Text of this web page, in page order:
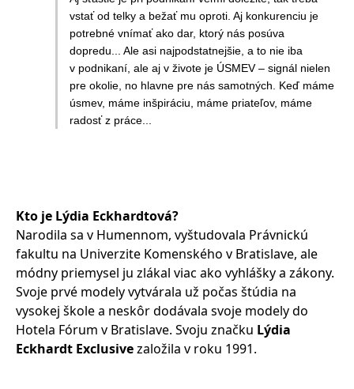
vstať od telky a bežať mu oproti. Aj konkurenciu je
potrebné vnímať ako dar, ktorý nás posúva
dopredu... Ale asi najpodstatnejšie, a to nie iba
v podnikaní, ale aj v živote je ÚSMEV – signál nielen
pre okolie, no hlavne pre nás samotných. Keď máme
úsmev, máme inšpiráciu, máme priateľov, máme
radosť z práce...
Kto je Lýdia Eckhardtová?
Narodila sa v Humennom, vyštudovala Právnickú
fakultu na Univerzite Komenského v Bratislave, ale
módny priemysel ju zlákal viac ako vyhlášky a zákony.
Svoje prvé modely vytvárala už počas štúdia na
vysokej škole a neskôr dodávala svoje modely do
Hotela Fórum v Bratislave. Svoju značku Lýdia
Eckhardt Exclusivezaložila v roku 1991.